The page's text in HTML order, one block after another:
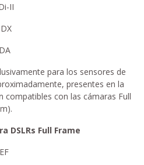
para los sensores de
presentes en la
compatibles con las cámaras Full
DSLRs Full Frame